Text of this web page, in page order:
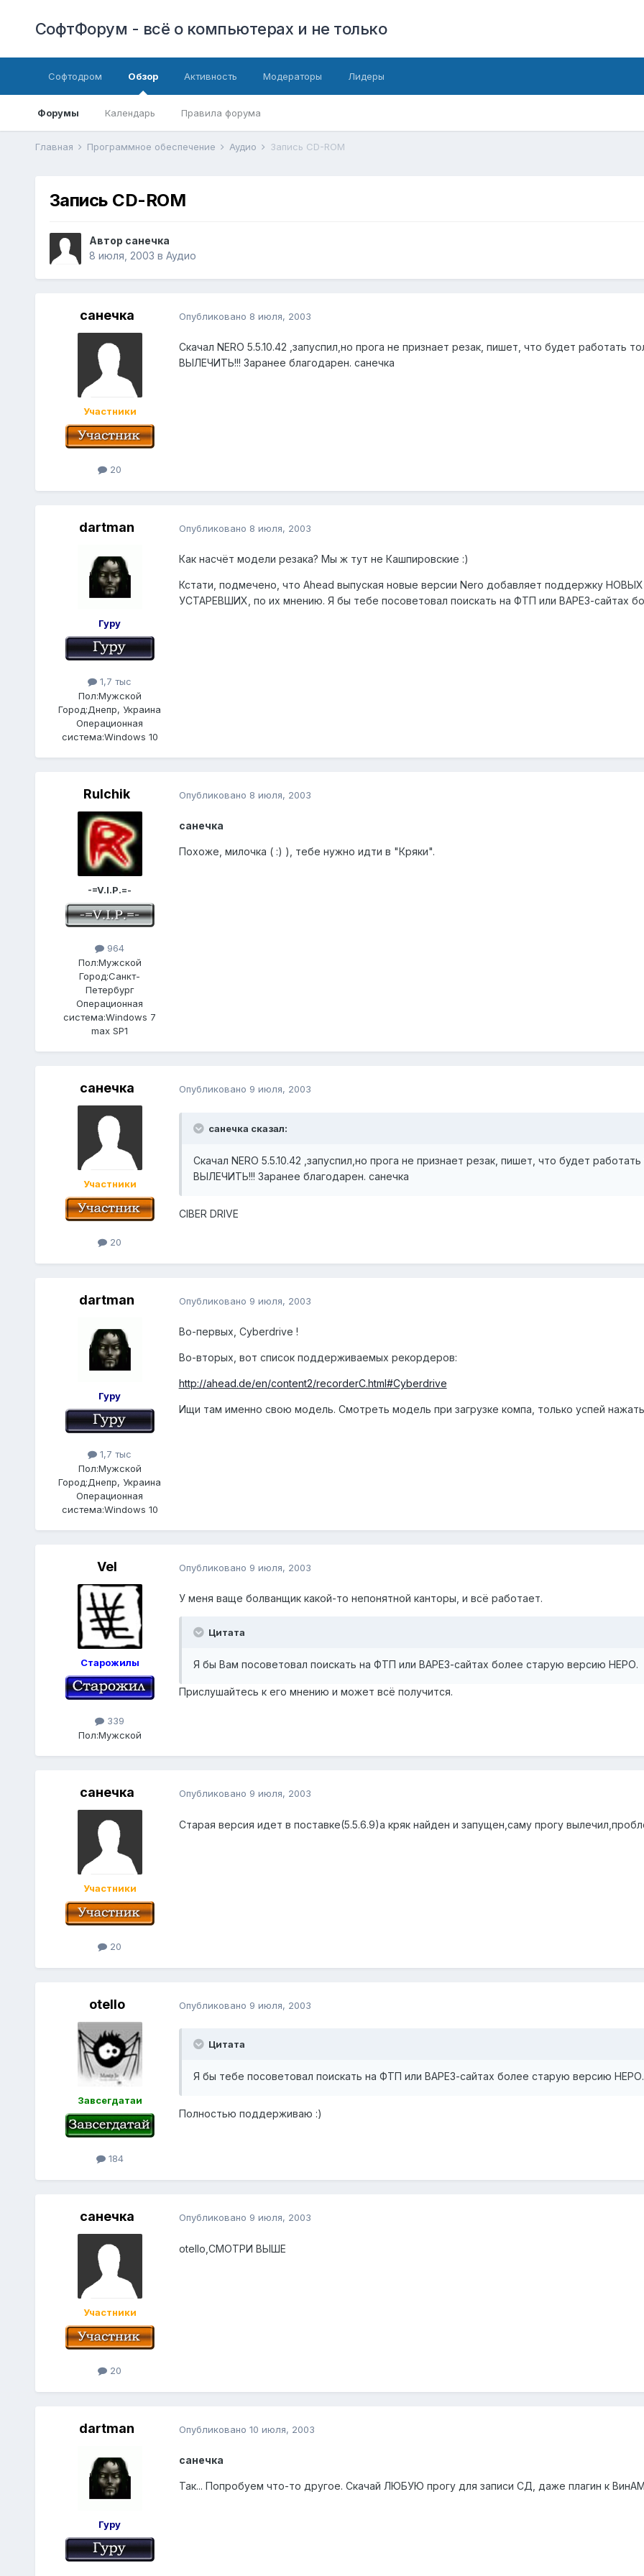
СофтФорум - всё о компьютерах и не только
Софтодром Обзор
Форумы Календарь Правила форума
Активность Модераторы Лидеры
Главная Программное обеспечение Аудио Запись CD-ROM
Запись CD-ROM
Автор санечка
8 июля, 2003 в Аудио
санечка
Участники
20
Опубликовано 8 июля, 2003
Скачал NERO 5.5.10.42 ,запуспил,но прога не признает резак, пишет, что будет работать
ВЫЛЕЧИТЬ!!! Заранее благодарен. санечка
dartman
Гуру
1,7 тыс
Пол:Мужской
Город:Днепр, Украина
Операционная
система:Windows 10
Опубликовано 8 июля, 2003
Как насчёт модели резака? Мы ж тут не Кашпировские :)
Кстати, подмечено, что Ahead выпуская новые версии Nero добавляет поддержку
УСТАРЕВШИХ, по их мнению. Я бы тебе посоветовал поискать на ФТП или ВАРЕЗ-сайтах
Rulchik
-=V.I.P.=-
964
Пол:Мужской
Город:Санкт-
Петербург
Операционная
система:Windows 7
max SP1
Опубликовано 8 июля, 2003
санечка
Похоже, милочка ( :) ), тебе нужно идти в "Кряки".
санечка
Участники
20
Опубликовано 9 июля, 2003
санечка сказал:
Скачал NERO 5.5.10.42 ,запуспил,но прога не признает резак, пишет, что будет
ВЫЛЕЧИТЬ!!! Заранее благодарен. санечка
CIBER DRIVE
dartman
Гуру
1,7 тыс
Пол:Мужской
Город:Днепр, Украина
Операционная
система:Windows 10
Опубликовано 9 июля, 2003
Во-первых, Cyberdrive !
Во-вторых, вот список поддерживаемых рекордеров:
http://ahead.de/en/content2/recorderC.html#Cyberdrive
Ищи там именно свою модель. Смотреть модель при загрузке компа, только успей
Vel
Старожилы
339
Пол:Мужской
Опубликовано 9 июля, 2003
У меня ваще болванщик какой-то непонятной канторы, и всё работает.
Цитата
Я бы Вам посоветовал поискать на ФТП или ВАРЕЗ-сайтах более старую версию НЕРО.
Прислушайтесь к его мнению и может всё получится.
санечка
Участники
20
Опубликовано 9 июля, 2003
Старая версия идет в поставке(5.5.6.9)а кряк найден и запущен,саму прогу
otello
Завсегдатаи
184
Опубликовано 9 июля, 2003
Цитата
Я бы тебе посоветовал поискать на ФТП или ВАРЕЗ-сайтах более старую версию НЕРО.
Полностью поддерживаю :)
санечка
Участники
20
Опубликовано 9 июля, 2003
otello,СМОТРИ ВЫШЕ
dartman
Гуру
Опубликовано 10 июля, 2003
санечка
Так... Попробуем что-то другое. Скачай ЛЮБУЮ прогу для записи СД, даже плагин к